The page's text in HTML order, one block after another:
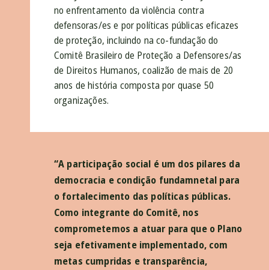
no enfrentamento da violência contra
defensoras/es e por políticas públicas eficazes
de proteção, incluindo na co-fundação do
Comitê Brasileiro de Proteção a Defensores/as
de Direitos Humanos, coalizão de mais de 20
anos de história composta por quase 50
organizações.
“A participação social é um dos pilares da
democracia e condição fundamnetal para
o fortalecimento das políticas públicas.
Como integrante do Comitê, nos
comprometemos a atuar para que o Plano
seja efetivamente implementado, com
metas cumpridas e transparência,